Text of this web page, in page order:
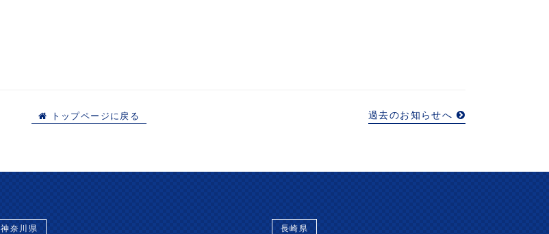
トップページに戻る 過去のお知らせへ
神奈川県 長崎県